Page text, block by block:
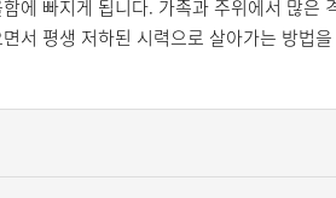
에 빠지게 됩니다. 가족과 주위에서 많
서 평생 저하된 시력으로 살아가는 방법